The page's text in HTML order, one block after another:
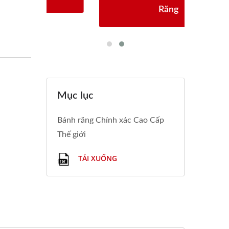
Mục lục
Bánh răng Chính xác Cao Cấp
Thế giới
TẢI XUỐNG